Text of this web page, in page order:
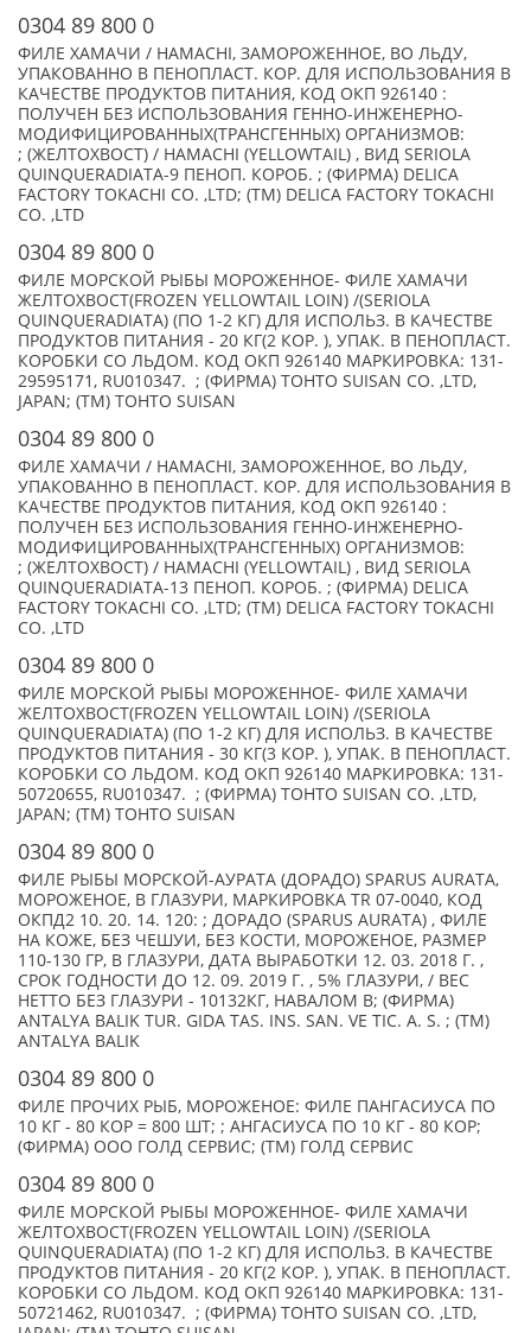
0304 89 800 0
ФИЛЕ ХАМАЧИ / HAMACHI, ЗАМОРОЖЕННОЕ, ВО ЛЬДУ,
УПАКОВАННО В ПЕНОПЛАСТ. КОР. ДЛЯ ИСПОЛЬЗОВАНИЯ В
КАЧЕСТВЕ ПРОДУКТОВ ПИТАНИЯ, КОД ОКП 926140 :
ПОЛУЧЕН БЕЗ ИСПОЛЬЗОВАНИЯ ГЕННО-ИНЖЕНЕРНО-
МОДИФИЦИРОВАННЫХ(ТРАНСГЕННЫХ) ОРГАНИЗМОВ:
; (ЖЕЛТОХВОСТ) / HAMACHI (YELLOWTAIL) , ВИД SERIOLA
QUINQUERADIATA-9 ПЕНОП. КОРОБ. ; (ФИРМА) DELICA
FACTORY TOKACHI CO. ,LTD; (TM) DELICA FACTORY TOKACHI
CO. ,LTD
0304 89 800 0
ФИЛЕ МОРСКОЙ РЫБЫ МОРОЖЕННОЕ- ФИЛЕ ХАМАЧИ
ЖЕЛТОХВОСТ(FROZEN YELLOWTAIL LOIN) /(SERIOLA
QUINQUERADIATA) (ПО 1-2 КГ) ДЛЯ ИСПОЛЬЗ. В КАЧЕСТВЕ
ПРОДУКТОВ ПИТАНИЯ - 20 КГ(2 КОР. ), УПАК. В ПЕНОПЛАСТ.
КОРОБКИ СО ЛЬДОМ. КОД ОКП 926140 МАРКИРОВКА: 131-
29595171, RU010347. ; (ФИРМА) TOHTO SUISAN CO. ,LTD,
JAPAN; (TM) TOHTO SUISAN
0304 89 800 0
ФИЛЕ ХАМАЧИ / HAMACHI, ЗАМОРОЖЕННОЕ, ВО ЛЬДУ,
УПАКОВАННО В ПЕНОПЛАСТ. КОР. ДЛЯ ИСПОЛЬЗОВАНИЯ В
КАЧЕСТВЕ ПРОДУКТОВ ПИТАНИЯ, КОД ОКП 926140 :
ПОЛУЧЕН БЕЗ ИСПОЛЬЗОВАНИЯ ГЕННО-ИНЖЕНЕРНО-
МОДИФИЦИРОВАННЫХ(ТРАНСГЕННЫХ) ОРГАНИЗМОВ:
; (ЖЕЛТОХВОСТ) / HAMACHI (YELLOWTAIL) , ВИД SERIOLA
QUINQUERADIATA-13 ПЕНОП. КОРОБ. ; (ФИРМА) DELICA
FACTORY TOKACHI CO. ,LTD; (TM) DELICA FACTORY TOKACHI
CO. ,LTD
0304 89 800 0
ФИЛЕ МОРСКОЙ РЫБЫ МОРОЖЕННОЕ- ФИЛЕ ХАМАЧИ
ЖЕЛТОХВОСТ(FROZEN YELLOWTAIL LOIN) /(SERIOLA
QUINQUERADIATA) (ПО 1-2 КГ) ДЛЯ ИСПОЛЬЗ. В КАЧЕСТВЕ
ПРОДУКТОВ ПИТАНИЯ - 30 КГ(3 КОР. ), УПАК. В ПЕНОПЛАСТ.
КОРОБКИ СО ЛЬДОМ. КОД ОКП 926140 МАРКИРОВКА: 131-
50720655, RU010347. ; (ФИРМА) TOHTO SUISAN CO. ,LTD,
JAPAN; (TM) TOHTO SUISAN
0304 89 800 0
ФИЛЕ РЫБЫ МОРСКОЙ-АУРАТА (ДОРАДО) SPARUS AURATA,
МОРОЖЕНОЕ, В ГЛАЗУРИ, МАРКИРОВКА TR 07-0040, КОД
ОКПД2 10. 20. 14. 120: ; ДОРАДО (SPARUS AURATA) , ФИЛЕ
НА КОЖЕ, БЕЗ ЧЕШУИ, БЕЗ КОСТИ, МОРОЖЕНОЕ, РАЗМЕР
110-130 ГР, В ГЛАЗУРИ, ДАТА ВЫРАБОТКИ 12. 03. 2018 Г. ,
СРОК ГОДНОСТИ ДО 12. 09. 2019 Г. , 5% ГЛАЗУРИ, / ВЕС
НЕТТО БЕЗ ГЛАЗУРИ - 10132КГ, НАВАЛОМ В; (ФИРМА)
ANTALYA BALIK TUR. GIDA TAS. INS. SAN. VE TIC. A. S. ; (TM)
ANTALYA BALIK
0304 89 800 0
ФИЛЕ ПРОЧИХ РЫБ, МОРОЖЕНОЕ: ФИЛЕ ПАНГАСИУСА ПО
10 КГ - 80 КОР = 800 ШТ; ; АНГАСИУСА ПО 10 КГ - 80 КОР;
(ФИРМА) ООО ГОЛД СЕРВИС; (TM) ГОЛД СЕРВИС
0304 89 800 0
ФИЛЕ МОРСКОЙ РЫБЫ МОРОЖЕННОЕ- ФИЛЕ ХАМАЧИ
ЖЕЛТОХВОСТ(FROZEN YELLOWTAIL LOIN) /(SERIOLA
QUINQUERADIATA) (ПО 1-2 КГ) ДЛЯ ИСПОЛЬЗ. В КАЧЕСТВЕ
ПРОДУКТОВ ПИТАНИЯ - 20 КГ(2 КОР. ), УПАК. В ПЕНОПЛАСТ.
КОРОБКИ СО ЛЬДОМ. КОД ОКП 926140 МАРКИРОВКА: 131-
50721462, RU010347. ; (ФИРМА) TOHTO SUISAN CO. ,LTD,